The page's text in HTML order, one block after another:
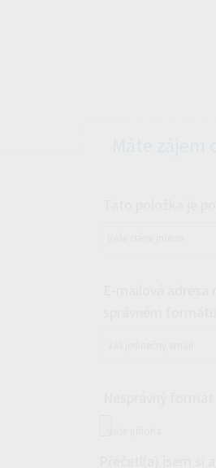
Máte
E-mailová
Přečetl(a) jsem si